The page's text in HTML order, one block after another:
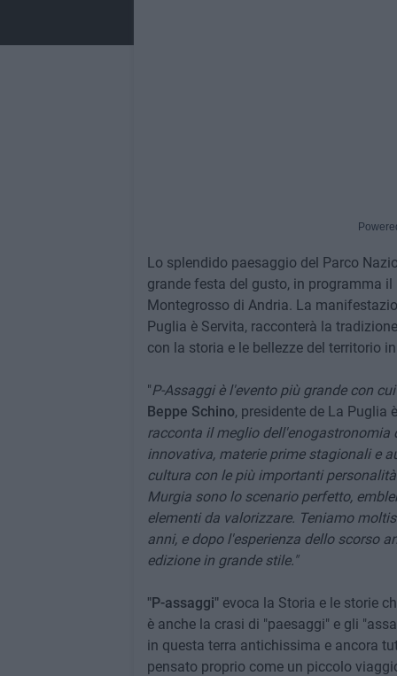
Lo splendido paesaggio del Parco
grande festa del gusto, in programma
Montegrosso di Andria. La
Puglia è Servita, racconterà la
con la storia e le bellezze del territorio
"P-Assaggi è l'evento più grande con
Beppe Schino, presidente de La Puglia
racconta il meglio
innovativa, materie prime stagionali e
cultura con le più importanti
Murgia sono lo scenario perfetto,
elementi da valorizzare. Teniamo
anni, e dopo l'esperienza dello scorso
edizione in grande stile."
"P-assaggi" evoca la Storia e le storie
è anche la crasi di "paesaggi" e gli
in questa terra antichissima e ancora
pensato proprio come un piccolo